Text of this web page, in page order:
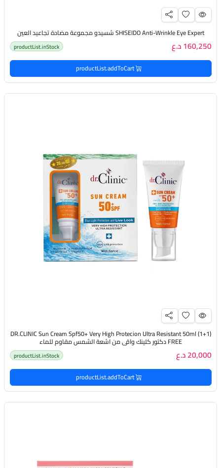
SHISEIDO Anti-Wrinkle Eye Expert شسيدو مجموعة مضادة تجاعيد العين
160,250 د.ع productList.inStock
productList.addToCart
(DR.CLINIC Sun Cream Spf50+ Very High Protecion Ultra Resistant 50ml (1+1
FREE دكتور كلينك واقي من اشعة الشمس مقاوم للماء
20,000 د.ع productList.inStock
productList.addToCart